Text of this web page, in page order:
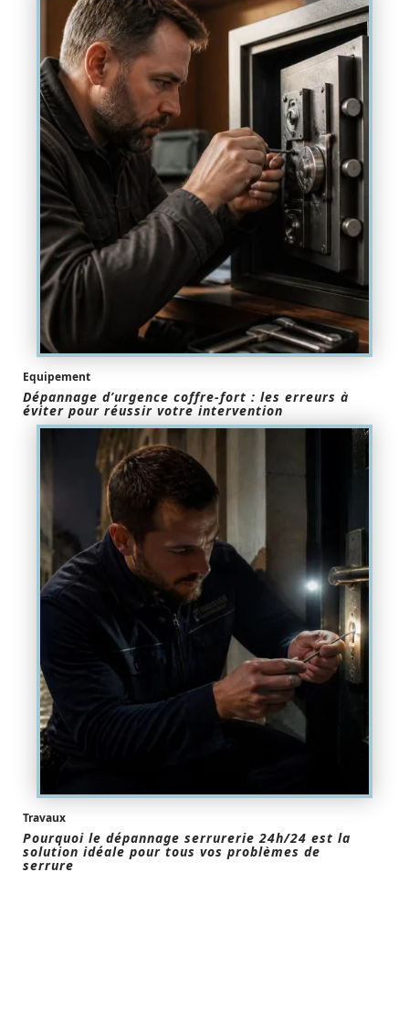
Equipement
Dépannage d’urgence coffre-fort : les erreurs à
éviter pour réussir votre intervention
Travaux
Pourquoi le dépannage serrurerie 24h/24 est la
solution idéale pour tous vos problèmes de
serrure